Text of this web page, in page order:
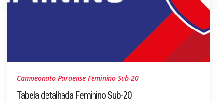
Campeonato Paraense Feminino Sub-20
Tabela detalhada Feminino Sub-20